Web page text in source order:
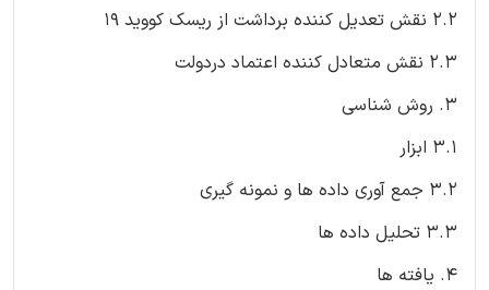
2.2 نقش تعدیل کننده برداشت از ریسک کووید 19
2.3 نقش متعادل کننده اعتماد دردولت
3. روش شناسی
3.1 ابزار
3.2 جمع آوری داده‌ ها و نمونه گیری
3.3 تحلیل داده ‌ها
4. یافته ‌ها